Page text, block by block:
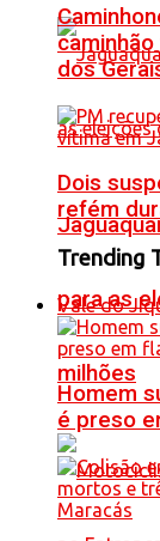
para as
milhões
dos
Dois
refém
Trending
Vale do
Homem
é preso